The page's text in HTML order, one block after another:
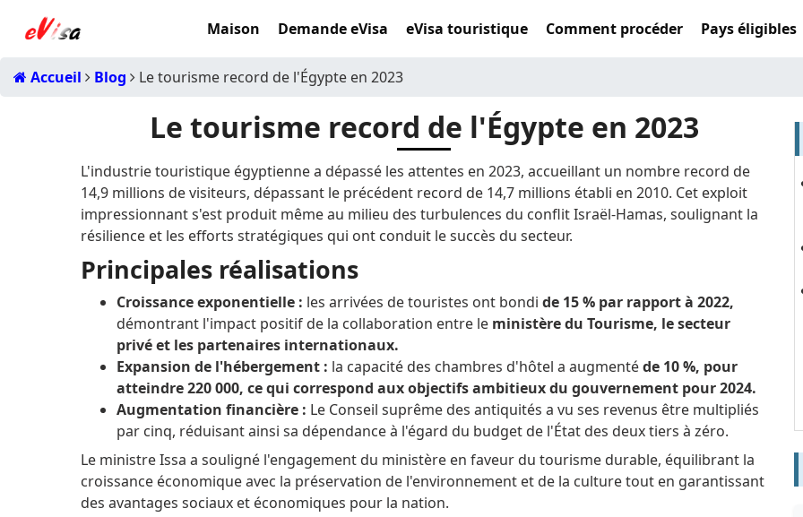
Maison Demande eVisa eVisa touristique Comment procéder Pays éligibles
Accueil Blog Le tourisme record de l'Égypte en 2023
Le tourisme record de l'Égypte en 2023
L'industrie touristique égyptienne a dépassé les attentes en 2023, accueillant un nombre record de
14,9 millions de visiteurs, dépassant le précédent record de 14,7 millions établi en 2010. Cet exploit
impressionnant s'est produit même au milieu des turbulences du conflit Israël-Hamas, soulignant la
résilience et les efforts stratégiques qui ont conduit le succès du secteur.
Principales réalisations
Croissance exponentielle : les arrivées de touristes ont bondi de 15 % par rapport à 2022,
démontrant l'impact positif de la collaboration entre le ministère du Tourisme, le secteur
privé et les partenaires internationaux.
Expansion de l'hébergement : la capacité des chambres d'hôtel a augmentéde 10 %, pour
atteindre 220 000, ce qui correspond aux objectifs ambitieux du gouvernement pour 2024.
Augmentation financière : Le Conseil suprême des antiquités a vu ses revenus être multipliés
par cinq, réduisant ainsi sa dépendance à l'égard du budget de l'État des deux tiers à zéro.
Le ministre Issa a souligné l'engagement du ministère en faveur du tourisme durable, équilibrant la
croissance économique avec la préservation de l'environnement et de la culture tout en garantissant
des avantages sociaux et économiques pour la nation.